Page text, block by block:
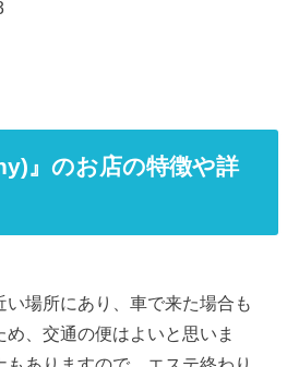
』のお店の特徴や詳
い場所にあり、車で来た場合も
、交通の便はよいと思いま